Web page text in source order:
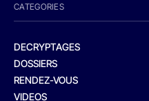
CATEGORIES
DECRYPTAGES
DOSSIERS
RENDEZ-VOUS
VIDEOS